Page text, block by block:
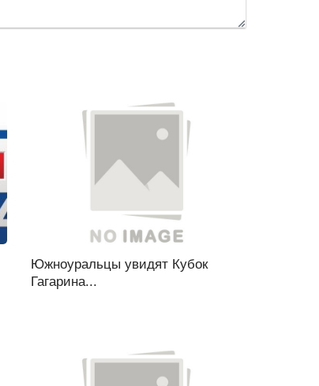
Южноуральцы увидят Кубок
Гагарина...